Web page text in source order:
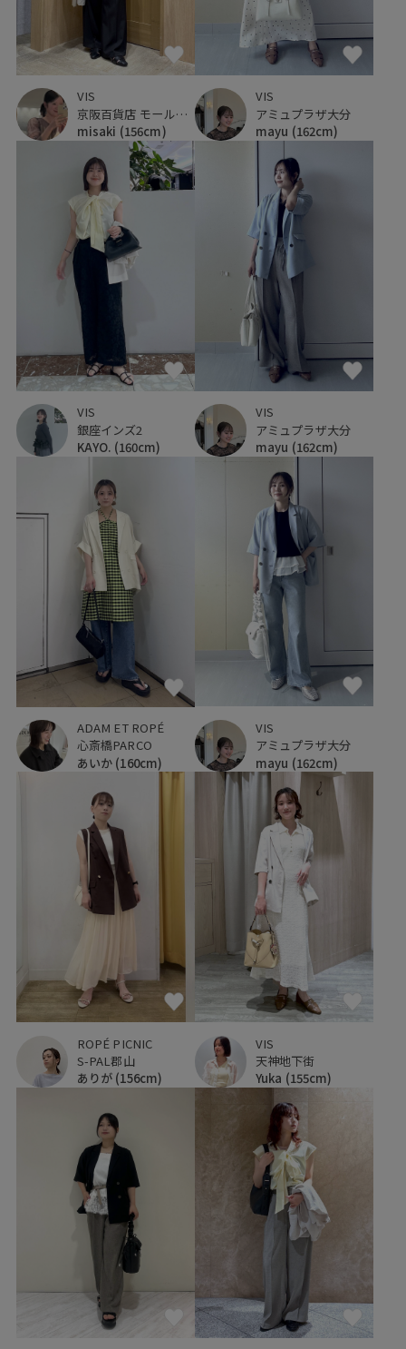
VIS
京阪百貨店 モール京橋店
misaki (156cm)
VIS
アミュプラザ大分
mayu (162cm)
VIS
銀座インズ2
KAYO. (160cm)
VIS
アミュプラザ大分
mayu (162cm)
ADAM ET ROPÉ
心斎橋PARCO
あいか (160cm)
VIS
アミュプラザ大分
mayu (162cm)
ROPÉ PICNIC
S-PAL郡山
ありが (156cm)
VIS
天神地下街
Yuka (155cm)